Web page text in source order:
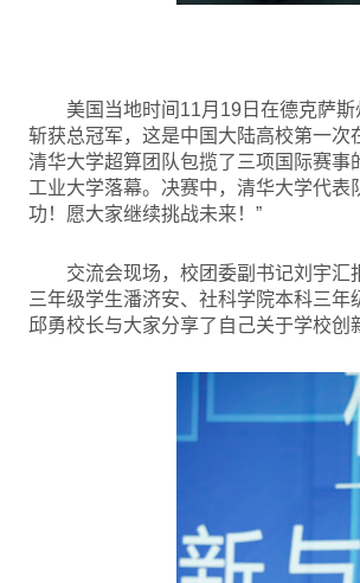
美国当地时间11月19日在德克萨
斩获总冠军，这是中国大陆高校第一次
清华大学超算团队包揽了三项国际赛事
工业大学落幕。决赛中，清华大学代
功！愿大家继续挑战未来！”
交流会现场，校团委副书记刘宇
三年级学生潘济安、社科学院本科三年
邱勇校长与大家分享了自己关于学校创